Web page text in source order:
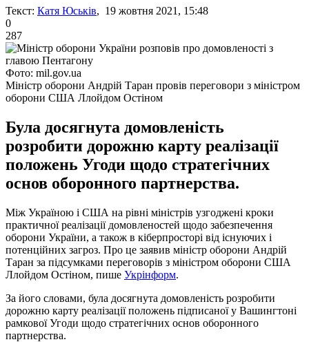
Текст: Катя Юськів, 19 жовтня 2021, 15:48
0
287
Фото: mil.gov.ua
Міністр оборони Андрій Таран провів переговори з міністром
оборони США Ллойдом Остіном
Була досягнута домовленість
розробити дорожню карту реалізації
положень Угоди щодо стратегічних
основ оборонного партнерства.
Між Україною і США на рівні міністрів узгоджені кроки
практичної реалізації домовленостей щодо забезпечення
оборони України, а також в кіберпросторі від існуючих і
потенційних загроз. Про це заявив міністр оборони Андрій
Таран за підсумками переговорів з міністром оборони США
Ллойдом Остіном, пише Укрінформ.
За його словами, була досягнута домовленість розробити
дорожню карту реалізації положень підписаної у Вашингтоні
рамкової Угоди щодо стратегічних основ оборонного
партнерства.